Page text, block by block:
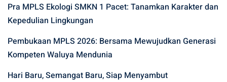
Pra MPLS Ekologi SMKN 1 Pacet: Tanamkan Karakter dan
Kepedulian Lingkungan
Pembukaan MPLS 2026: Bersama Mewujudkan Generasi
Kompeten Waluya Mendunia
Hari Baru, Semangat Baru, Siap Menyambut